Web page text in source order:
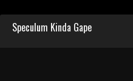
Speculum Kinda Gape